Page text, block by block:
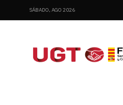
SÁBADO, AGO 2026